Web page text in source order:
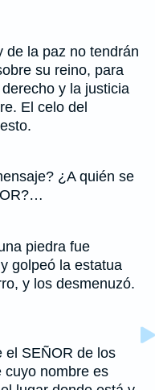
de la paz no tendrán
su reino, para
y la justicia
El celo del
¿A quién se
piedra fue
golpeó la estatua
y los desmenuzó.
el SEÑOR de los
cuyo nombre es